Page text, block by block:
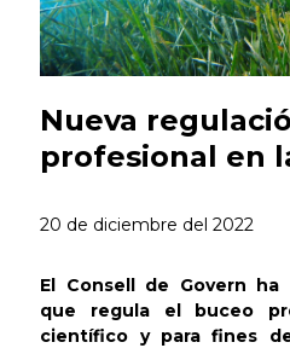
Nueva
profesional en
20 de diciembre del 2022
El Consell de Govern
que regula el buceo
científico y para fines